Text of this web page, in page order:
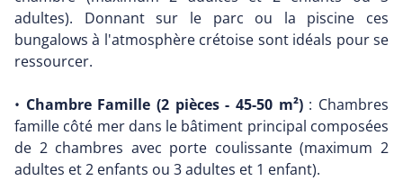
adultes). Donnant sur le parc ou la piscine ces
bungalows à l'atmosphère crétoise sont idéals pour se
ressourcer.
• Chambre Famille (2 pièces - 45-50 m²): Chambres
famille côté mer dans le bâtiment principal composées
de 2 chambres avec porte coulissante (maximum 2
adultes et 2 enfants ou 3 adultes et 1 enfant).